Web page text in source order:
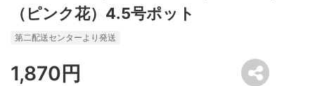
（ピンク花）4.5号ポット
第二配送センターより発送
1,870円